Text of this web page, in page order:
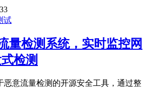
33
试
量检测系统，实时监控网
检测
恶意流量检测的开源安全工具，通过整